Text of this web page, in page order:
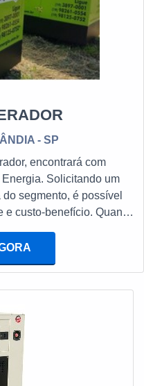
- SP
encontrará com
Solicitando um
segmento, é possível
custo-benefício. Quando
com a Infra Tech
com suporte
atendimento ágil. LUGAR
qualidade onde são
todo o território nacional,
onde comprar grupo
Há muitas maneiras
e excelência em uma